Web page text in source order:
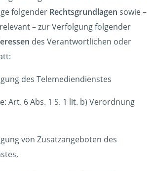
folgender Rechtsgrundlagen sowie –
– zur Verfolgung folgender
des Verantwortlichen oder
des Telemediendienstes
Art. 6 Abs. 1 S. 1 lit. b) Verordnung
von Zusatzangeboten des